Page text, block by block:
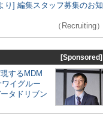
り] 編集スタッフ募集のお知
（Recruiting）
[Sponsored]
するMDM
イグルー
タドリブン